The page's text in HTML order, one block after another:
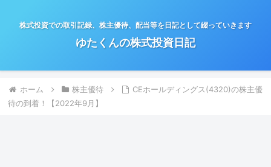
株式投資での取引記録、株主優待、配当等を日記として綴っていきます
ゆたくんの株式投資日記
ホーム 株主優待
CEホールディングス(4320)の株主優
待の到着！【2022年9月】